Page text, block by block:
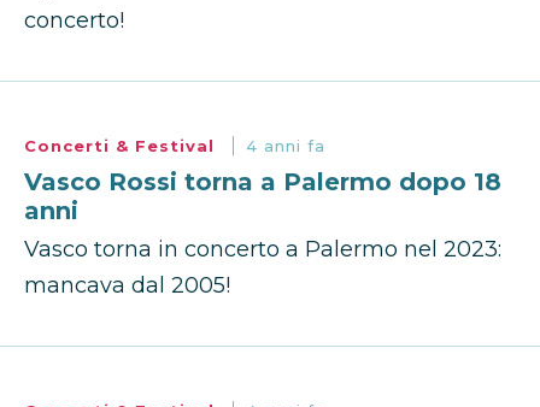
concerto!
Concerti & Festival 4 anni fa
Vasco Rossi torna a Palermo dopo 18
anni
Vasco torna in concerto a Palermo nel 2023:
mancava dal 2005!